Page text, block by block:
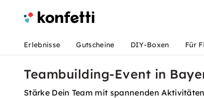
Erlebnisse Gutscheine DIY-Boxen Für
Teambuilding-Event in
Stärke Dein Team mit spannenden